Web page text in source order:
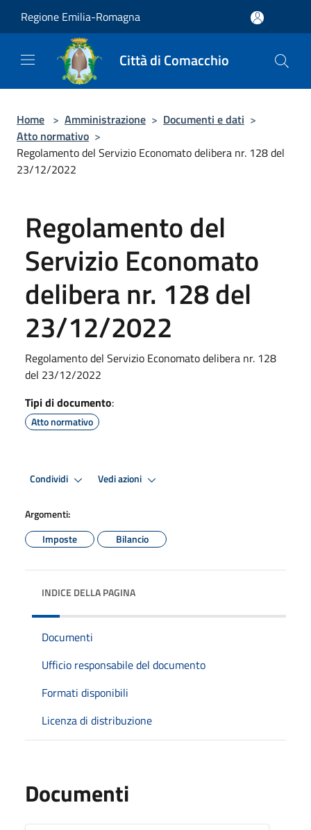
Regione Emilia-Romagna
Città di Comacchio
Home > Amministrazione > Documenti e dati >
Atto normativo >
Regolamento del Servizio Economato delibera nr. 128 del
23/12/2022
Regolamento del
Servizio Economato
delibera nr. 128 del
23/12/2022
Regolamento del Servizio Economato delibera nr. 128
del 23/12/2022
Tipi di documento:
Atto normativo
Condividi Vedi azioni
Argomenti:
Imposte
Bilancio
INDICE DELLA PAGINA
Documenti
Ufficio responsabile del documento
Formati disponibili
Licenza di distribuzione
Documenti